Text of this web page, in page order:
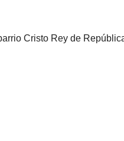
Cristo Rey de